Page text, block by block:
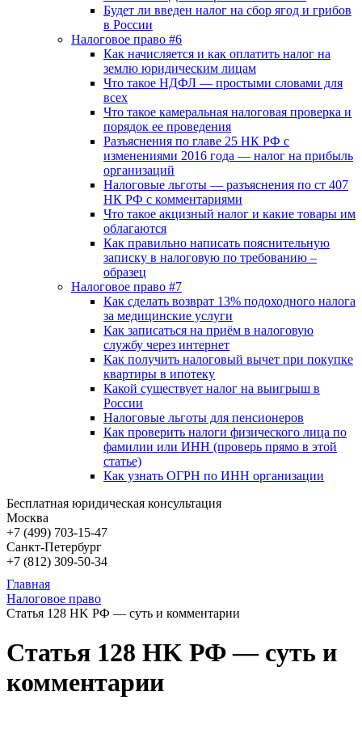
Будет ли введен налог на сбор ягод и грибов
в России
Налоговое право #6
Как начисляется и как оплатить налог на
землю юридическим лицам
Что такое НДФЛ — простыми словами для
всех
Что такое камеральная налоговая проверка и
порядок ее проведения
Разъяснения по главе 25 НК РФ с
изменениями 2016 года — налог на прибыль
организаций
Налоговые льготы — разъяснения по ст 407
НК РФ с комментариями
Что такое акцизный налог и какие товары им
облагаются
Как правильно написать пояснительную
записку в налоговую по требованию –
образец
Налоговое право #7
Как сделать возврат 13% подоходного налога
за медицинские услуги
Как записаться на приём в налоговую
службу через интернет
Как получить налоговый вычет при покупке
квартиры в ипотеку
Какой существует налог на выигрыш в
России
Налоговые льготы для пенсионеров
Как проверить налоги физического лица по
фамилии или ИНН (проверь прямо в этой
статье)
Как узнать ОГРН по ИНН организации
Бесплатная юридическая консультация
Москва
+7 (499) 703-15-47
Санкт-Петербург
+7 (812) 309-50-34
Главная
Налоговое право
Статья 128 HK РФ — суть и комментарии
Статья 128 HK РФ — суть и
комментарии